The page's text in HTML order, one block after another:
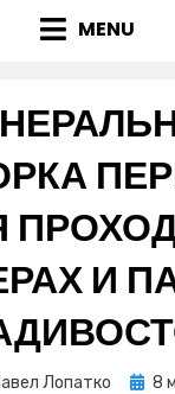
MENU
И
Лопатко 8